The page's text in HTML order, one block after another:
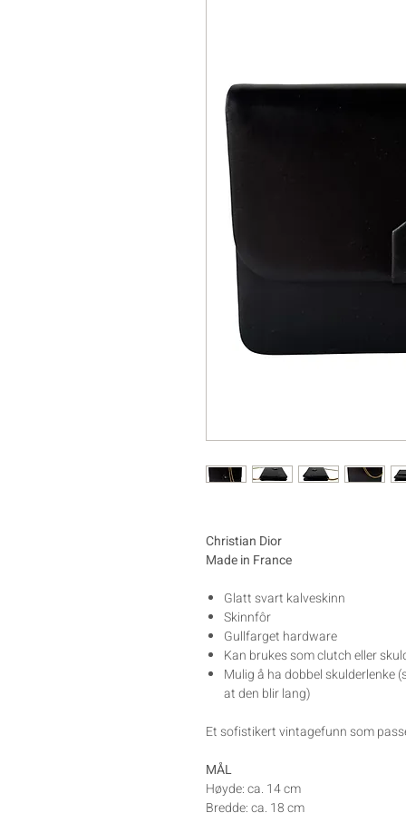
Christian Dior
Made in France
Glatt svart kalveskinn
Skinnfôr
Gullfarget hardware
Kan brukes som clutch eller
Mulig å ha dobbel skulderlenke
at den blir lang)
Et sofistikert vintagefunn som
MÅL
Høyde: ca. 14 cm
Bredde: ca. 18 cm